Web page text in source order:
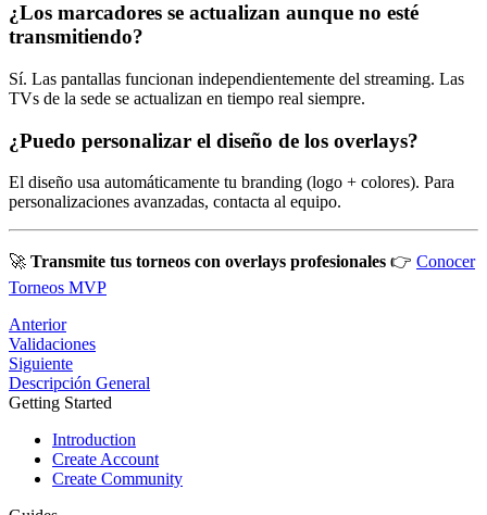
¿Los marcadores se actualizan aunque no esté
transmitiendo?
Sí. Las pantallas funcionan independientemente del streaming. Las
TVs de la sede se actualizan en tiempo real siempre.
¿Puedo personalizar el diseño de los overlays?
El diseño usa automáticamente tu branding (logo + colores). Para
personalizaciones avanzadas, contacta al equipo.
🚀 Transmite tus torneos con overlays profesionales 👉 Conocer
Torneos MVP
Anterior
Validaciones
Siguiente
Descripción General
Getting Started
Introduction
Create Account
Create Community